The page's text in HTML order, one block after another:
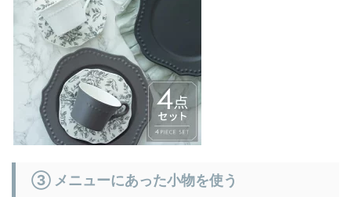
③ メニューにあった小物を使う